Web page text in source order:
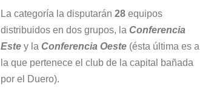
La categoría la disputarán 28equipos
distribuidos en dos grupos, la Conferencia
Este y la Conferencia Oeste(ésta última es a
la que pertenece el club de la capital bañada
por el Duero).